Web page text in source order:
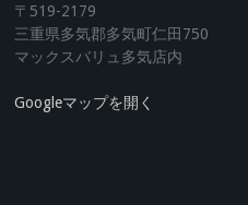
〒519-2179
三重県多気郡多気町仁田750
マックスバリュ多気店内
Googleマップを開く